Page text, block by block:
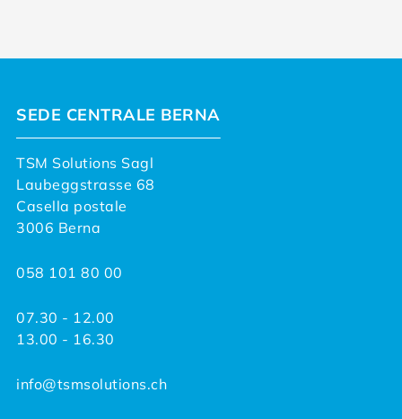
SEDE CENTRALE BERNA
TSM Solutions Sagl
Laubeggstrasse 68
Casella postale
3006 Berna
058 101 80 00
07.30 - 12.00
13.00 - 16.30
info@tsmsolutions.ch